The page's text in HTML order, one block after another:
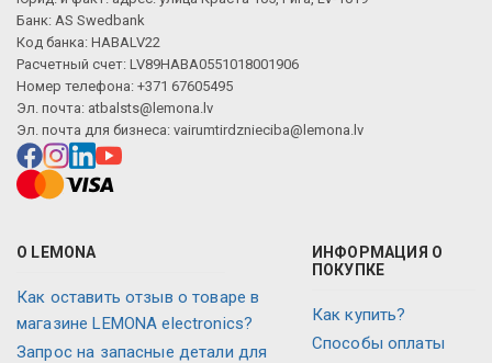
Банк: AS Swedbank
Код банка: HABALV22
Расчетный счет: LV89HABA0551018001906
Номер телефона: +371 67605495
Эл. почта: atbalsts@lemona.lv
Эл. почта для бизнеса: vairumtirdznieciba@lemona.lv
О LEMONA
Как оставить отзыв о товаре в
магазине LEMONA electronics?
Запрос на запасные детали для
ИНФОРМАЦИЯ О
ПОКУПКЕ
Как купить?
Способы оплаты